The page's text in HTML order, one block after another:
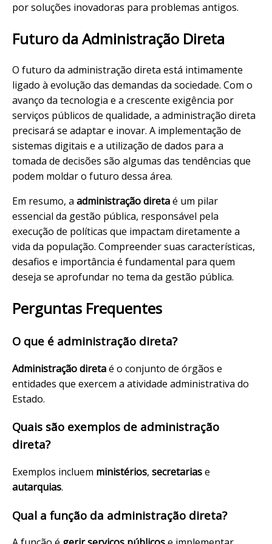
por soluções inovadoras para problemas antigos.
Futuro da Administração Direta
O futuro da administração direta está intimamente
ligado à evolução das demandas da sociedade. Com o
avanço da tecnologia e a crescente exigência por
serviços públicos de qualidade, a administração direta
precisará se adaptar e inovar. A implementação de
sistemas digitais e a utilização de dados para a
tomada de decisões são algumas das tendências que
podem moldar o futuro dessa área.
Em resumo, a administração diretaé um pilar
essencial da gestão pública, responsável pela
execução de políticas que impactam diretamente a
vida da população. Compreender suas características,
desafios e importância é fundamental para quem
deseja se aprofundar no tema da gestão pública.
Perguntas Frequentes
O que é administração direta?
Administração diretaé o conjunto de órgãos e
entidades que exercem a atividade administrativa do
Estado.
Quais são exemplos de administração
direta?
Exemplos incluem ministérios, secretariase
autarquias.
Qual a função da administração direta?